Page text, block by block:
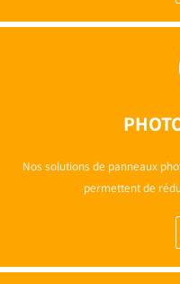
Nos solutions de panneaux
permettent de